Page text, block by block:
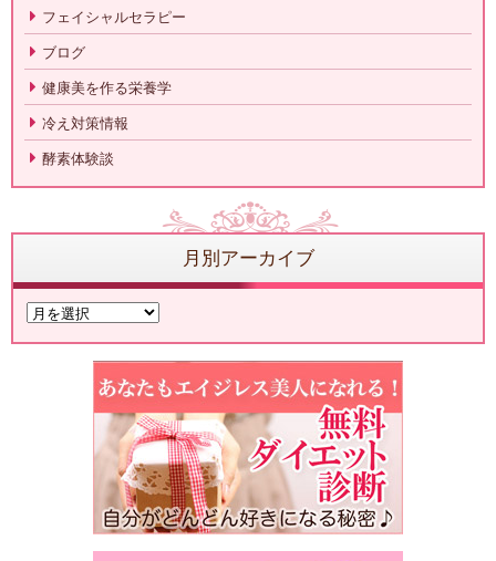
フェイシャルセラピー
ブログ
健康美を作る栄養学
冷え対策情報
酵素体験談
月別アーカイブ
月
別
ア